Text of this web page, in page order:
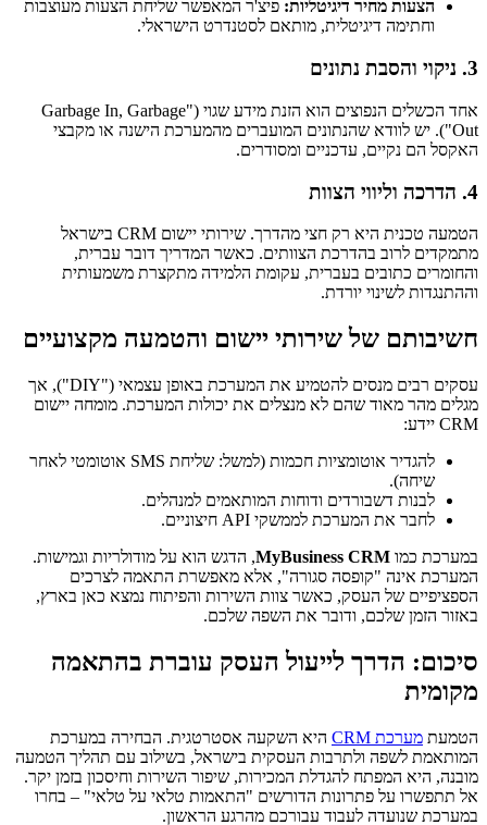
הצעות מחיר דיגיטליות: פיצ'ר המאפשר שליחת הצעות מעוצבות
וחתימה דיגיטלית, מותאם לסטנדרט הישראלי.
3. ניקוי והסבת נתונים
אחד הכשלים הנפוצים הוא הזנת מידע שגוי ("Garbage In, Garbage
Out"). יש לוודא שהנתונים המועברים מהמערכת הישנה או מקבצי
האקסל הם נקיים, עדכניים ומסודרים.
4. הדרכה וליווי הצוות
הטמעה טכנית היא רק חצי מהדרך. שירותי יישום CRM בישראל
מתמקדים לרוב בהדרכת הצוותים. כאשר המדריך דובר עברית,
והחומרים כתובים בעברית, עקומת הלמידה מתקצרת משמעותית
וההתנגדות לשינוי יורדת.
חשיבותם של שירותי יישום והטמעה מקצועיים
עסקים רבים מנסים להטמיע את המערכת באופן עצמאי ("DIY"), אך
מגלים מהר מאוד שהם לא מנצלים את יכולות המערכת. מומחה יישום
CRM יידע:
להגדיר אוטומציות חכמות (למשל: שליחת SMS אוטומטי לאחר
שיחה).
לבנות דשבורדים ודוחות המותאמים למנהלים.
לחבר את המערכת לממשקי API חיצוניים.
במערכת כמו MyBusiness CRM, הדגש הוא על מודולריות וגמישות.
המערכת אינה "קופסה סגורה", אלא מאפשרת התאמה לצרכים
הספציפיים של העסק, כאשר צוות השירות והפיתוח נמצא כאן בארץ,
באזור הזמן שלכם, ודובר את השפה שלכם.
סיכום: הדרך לייעול העסק עוברת בהתאמה
מקומית
הטמעת מערכת CRM
היא השקעה אסטרטגית. הבחירה במערכת
המותאמת לשפה ולתרבות העסקית בישראל, בשילוב עם תהליך הטמעה
מובנה, היא המפתח להגדלת המכירות, שיפור השירות וחיסכון בזמן יקר.
אל תתפשרו על פתרונות הדורשים "התאמות טלאי על טלאי" – בחרו
במערכת שנועדה לעבוד עבורכם מהרגע הראשון.